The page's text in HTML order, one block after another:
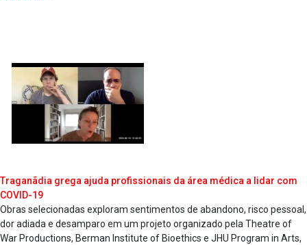
Traganãdia grega ajuda profissionais da área médica a lidar com
COVID-19
Obras selecionadas exploram sentimentos de abandono, risco pessoal,
dor adiada e desamparo em um projeto organizado pela Theatre of
War Productions, Berman Institute of Bioethics e JHU Program in Arts,